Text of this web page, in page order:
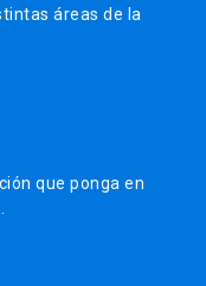
áreas de la
que ponga en